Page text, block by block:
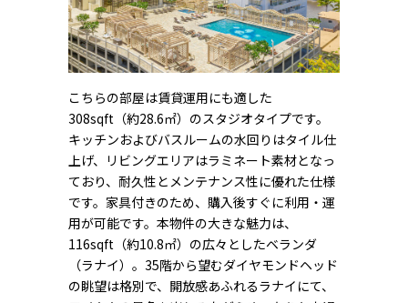
こちらの部屋は賃貸運用にも適した
308sqft（約28.6㎡）のスタジオタイプです。
キッチンおよびバスルームの水回りはタイル仕
上げ、リビングエリアはラミネート素材となっ
ており、耐久性とメンテナンス性に優れた仕様
です。家具付きのため、購入後すぐに利用・運
用が可能です。本物件の大きな魅力は、
116sqft（約10.8㎡）の広々としたベランダ
（ラナイ）。35階から望むダイヤモンドヘッド
の眺望は格別で、開放感あふれるラナイにて、